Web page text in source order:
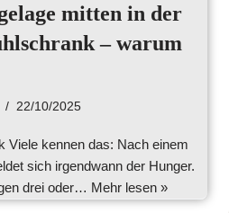
mitten in der
– warum
22/10/2025
Viele kennen das: Nach einem
sich irgendwann der Hunger.
drei oder… Mehr lesen »